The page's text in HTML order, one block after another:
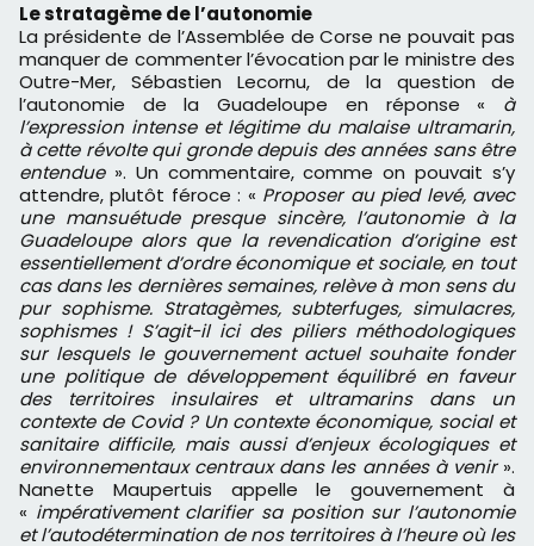
Le stratagème de l’autonomie
La présidente de l’Assemblée de Corse ne pouvait pas
manquer de commenter l’évocation par le ministre des
Outre-Mer, Sébastien Lecornu, de la question de
l’autonomie de la Guadeloupe en réponse « à
l’expression intense et légitime du malaise ultramarin,
à cette révolte qui gronde depuis des années sans être
entendue». Un commentaire, comme on pouvait s’y
attendre, plutôt féroce : « Proposer au pied levé, avec
une mansuétude presque sincère, l’autonomie à la
Guadeloupe alors que la revendication d’origine est
essentiellement d’ordre économique et sociale, en tout
cas dans les dernières semaines, relève à mon sens du
pur sophisme. Stratagèmes, subterfuges, simulacres,
sophismes ! S’agit-il ici des piliers méthodologiques
sur lesquels le gouvernement actuel souhaite fonder
une politique de développement équilibré en faveur
des territoires insulaires et ultramarins dans un
contexte de Covid ? Un contexte économique, social et
sanitaire difficile, mais aussi d’enjeux écologiques et
environnementaux centraux dans les années à venir».
Nanette Maupertuis appelle le gouvernement à
« impérativement clarifier sa position sur l’autonomie
et l’autodétermination de nos territoires à l’heure où les